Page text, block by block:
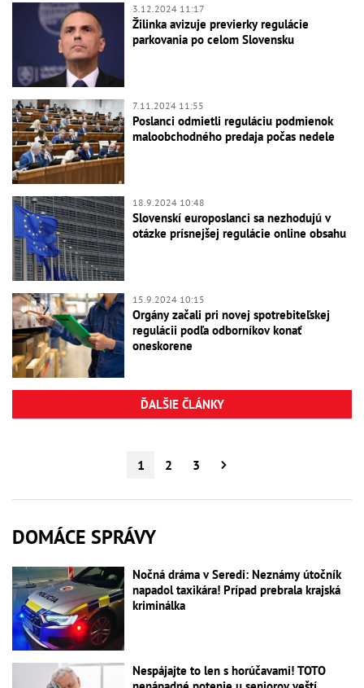
3.12.2024 11:17
Žilinka avizuje previerky regulácie
parkovania po celom Slovensku
7.11.2024 11:55
Poslanci odmietli reguláciu podmienok
maloobchodného predaja počas nedele
18.9.2024 10:48
Slovenskí europoslanci sa nezhodujú v
otázke prísnejšej regulácie online obsahu
15.9.2024 10:15
Orgány začali pri novej spotrebiteľskej
regulácii podľa odborníkov konať
oneskorene
ĎALŠIE ČLÁNKY
1 2 3
DOMÁCE SPRÁVY
Nočná dráma v Seredi: Neznámy útočník
napadol taxikára! Prípad prebrala krajská
kriminálka
Nespájajte to len s horúčavami! TOTO